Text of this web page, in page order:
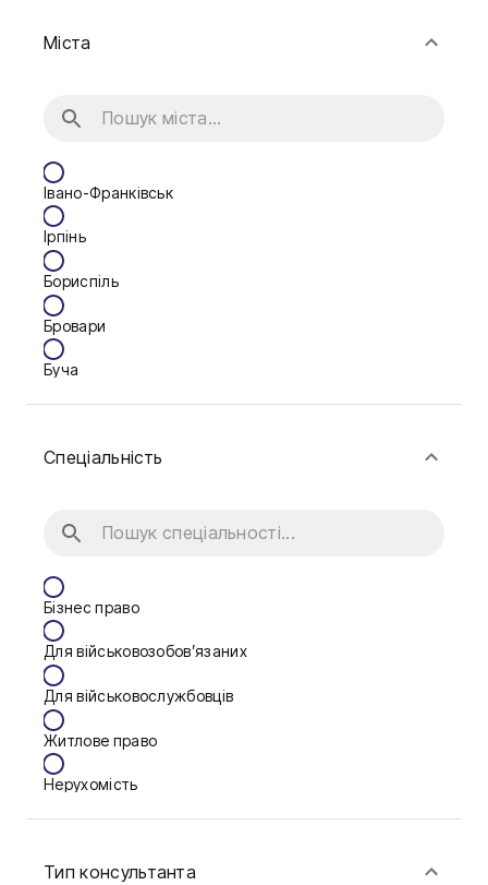
Міста
Івано-Франківськ
Ірпінь
Бориспіль
Бровари
Буча
Васильків
Дніпро
Запоріжжя
Калуш
Кам'янське
Ковель
Конотоп
Спеціальність
Бізнес право
Для військовозобов’язаних
Для військовослужбовців
Житлове право
Нерухомість
Фінанси
Тип консультанта